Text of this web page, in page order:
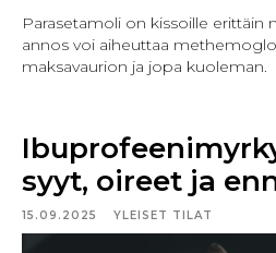
Parasetamoli on kissoille erittäin
annos voi aiheuttaa
maksavaurion ja jopa kuoleman.
syyt, oireet ja
15.09.2025 YLEISET TILAT